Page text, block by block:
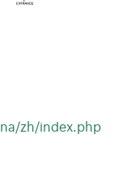
zh/index.php